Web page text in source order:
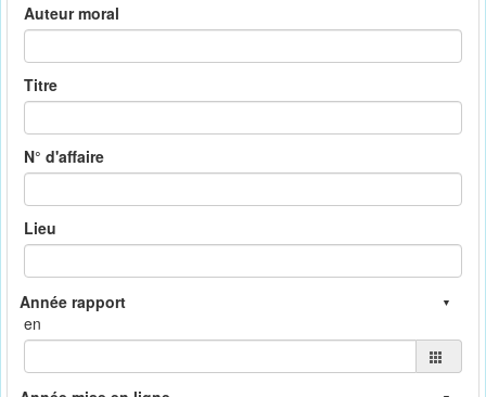
Auteur moral
Titre
N° d'affaire
Lieu
en